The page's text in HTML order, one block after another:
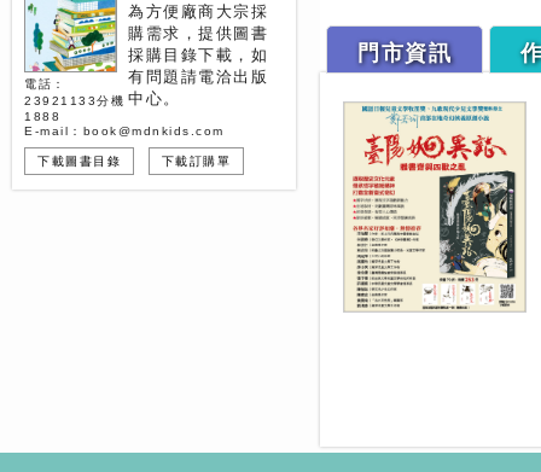
為方便廠商大宗採
購需求，提供圖書
採購目錄下載，如
有問題請電洽出版
中心。
電話：
23921133分機
1888
E-mail：book@mdnkids.com
下載圖書目錄 下載訂購單
門市資訊